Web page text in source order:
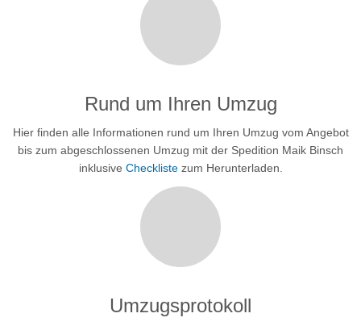
Rund um Ihren Umzug
Hier finden alle Informationen rund um Ihren Umzug vom Angebot
bis zum abgeschlossenen Umzug mit der Spedition Maik Binsch
inklusive Checklistezum Herunterladen.
Umzugsprotokoll